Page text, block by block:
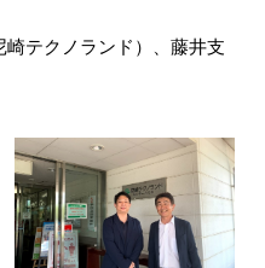
テクノランド）、藤井支